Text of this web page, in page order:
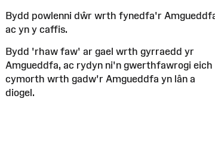
Bydd powlenni dŵr wrth fynedfa'r
ac yn y caffis.
Bydd 'rhaw faw' ar gael wrth gyrraedd yr
Amgueddfa, ac rydyn ni'n gwerthfawrogi eich
cymorth wrth gadw'r Amgueddfa yn lân a
diogel.